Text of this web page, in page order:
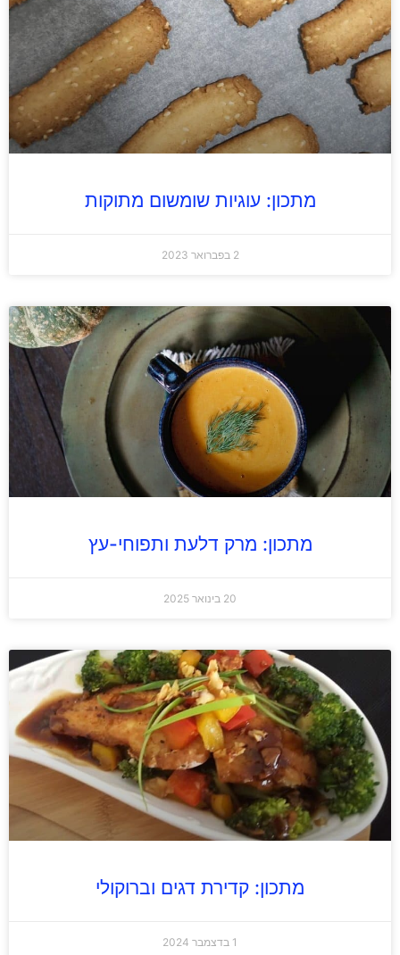
מתכון: עוגיות שומשום מתוקות
2 בפברואר 2023
מתכון: מרק דלעת ותפוחי-עץ
20 בינואר 2025
מתכון: קדירת דגים וברוקולי
1 בדצמבר 2024